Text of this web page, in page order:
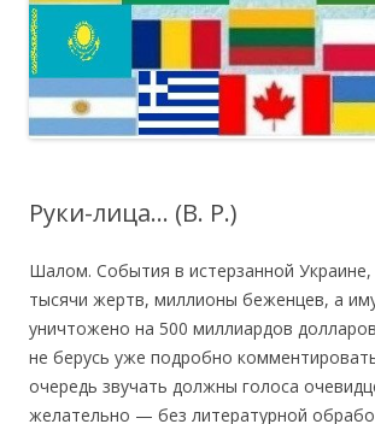
Руки-лица… (В. Р.)
Шалом. Cобытия в истерзанной Украине,
тысячи жертв, миллионы беженцев, а
уничтожено на 500 миллиардов
не берусь уже подробно
очередь звучать должны голоса
желательно — без литературной